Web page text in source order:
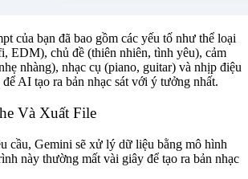
của bạn đã bao gồm các yếu tố như thể loại
EDM), chủ đề (thiên nhiên, tình yêu), cảm
nhàng), nhạc cụ (piano, guitar) và nhịp điệu
AI tạo ra bản nhạc sát với ý tưởng nhất.
Và Xuất File
cầu, Gemini sẽ xử lý dữ liệu bằng mô hình
này thường mất vài giây để tạo ra bản nhạc